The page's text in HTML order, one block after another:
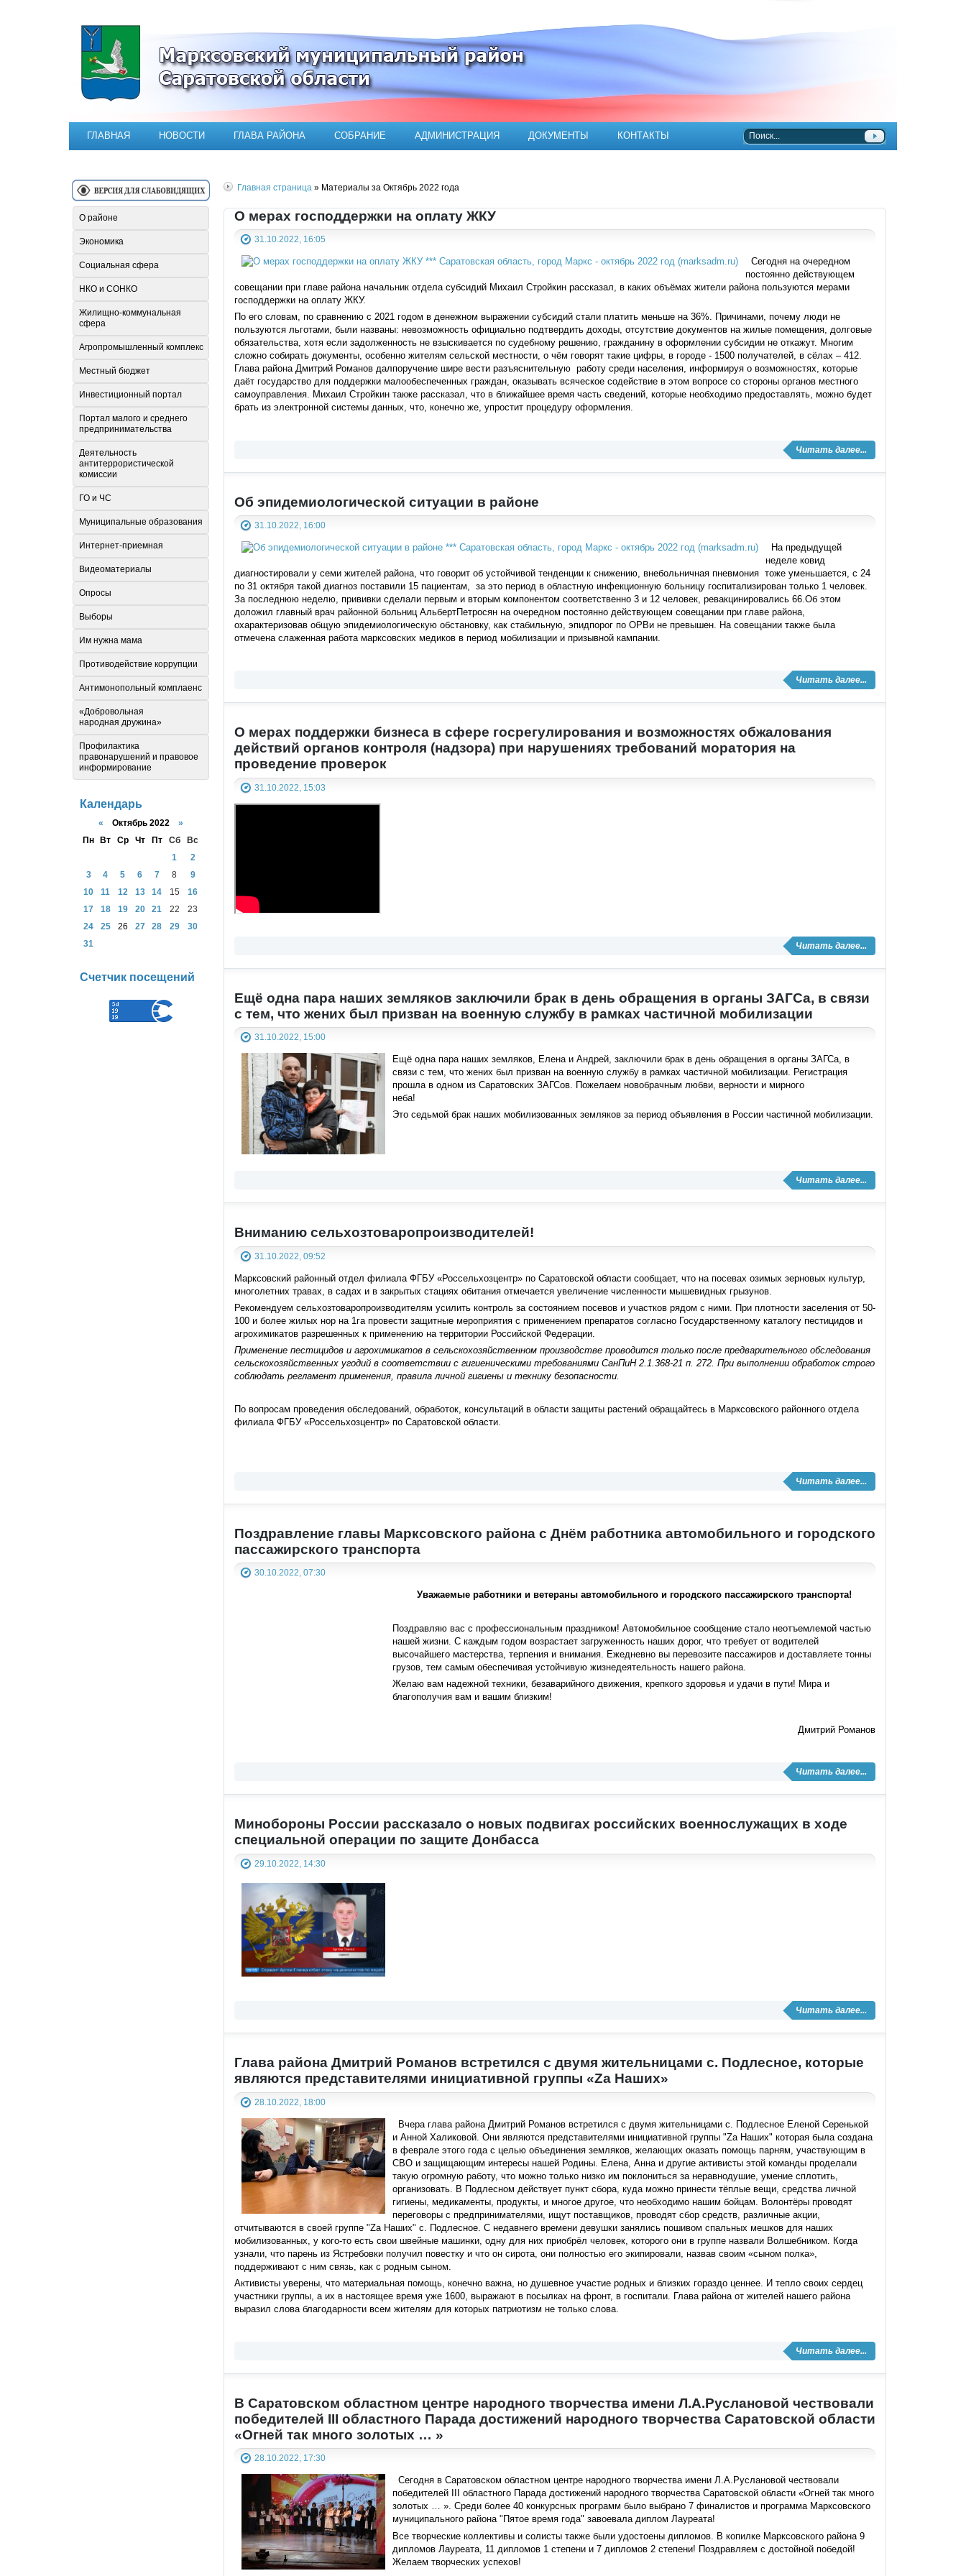
Официальный сайт Марксовского муниципального района
ГЛАВНАЯ НОВОСТИ ГЛАВА РАЙОНА СОБРАНИЕ АДМИНИСТРАЦИЯ ДОКУМЕНТЫ КОНТАКТЫ
Главная страница » Материалы за Октябрь 2022 года
О мерах господдержки на оплату ЖКУ
31.10.2022, 16:05
Сегодня на очередном
постоянно действующем
совещании при главе района начальник отдела субсидий Михаил Стройкин рассказал, в каких объёмах жители района пользуются мерами
господдержки на оплату ЖКУ.
По его словам, по сравнению с 2021 годом в денежном выражении субсидий стали платить меньше на 36%. Причинами, почему люди не
пользуются льготами, были названы: невозможность официально подтвердить доходы, отсутствие документов на жилые помещения, долговые
обязательства, хотя если задолженность не взыскивается по судебному решению, гражданину в оформлении субсидии не откажут. Многим
сложно собирать документы, особенно жителям сельской местности, о чём говорят такие цифры, в городе - 1500 получателей, в сёлах – 412.
Глава района Дмитрий Романов далпоручение шире вести разъяснительную работу среди населения, информируя о возможностях, которые
даёт государство для поддержки малообеспеченных граждан, оказывать всяческое содействие в этом вопросе со стороны органов местного
самоуправления. Михаил Стройкин также рассказал, что в ближайшее время часть сведений, которые необходимо предоставлять, можно будет
брать из электронной системы данных, что, конечно же, упростит процедуру оформления.
Читать далее...
Об эпидемиологической ситуации в районе
31.10.2022, 16:00
На предыдущей
неделе ковид
диагностировали у семи жителей района, что говорит об устойчивой тенденции к снижению, внебольничная пневмония тоже уменьшается, с 24
по 31 октября такой диагноз поставили 15 пациентам, за это период в областную инфекционную больницу госпитализирован только 1 человек.
За последнюю неделю, прививки сделали первым и вторым компонентом соответственно 3 и 12 человек, ревакцинировались 66.Об этом
доложил главный врач районной больниц АльбертПетросян на очередном постоянно действующем совещании при главе района,
охарактеризовав общую эпидемиологическую обстановку, как стабильную, эпидпорог по ОРВи не превышен. На совещании также была
отмечена слаженная работа марксовских медиков в период мобилизации и призывной кампании.
Читать далее...
О мерах поддержки бизнеса в сфере госрегулирования и возможностях обжалования
действий органов контроля (надзора) при нарушениях требований моратория на
проведение проверок
31.10.2022, 15:03
Читать далее...
Ещё одна пара наших земляков заключили брак в день обращения в органы ЗАГСа, в связи
с тем, что жених был призван на военную службу в рамках частичной мобилизации
31.10.2022, 15:00
Ещё одна пара наших земляков, Елена и Андрей, заключили брак в день обращения в органы ЗАГСа, в
связи с тем, что жених был призван на военную службу в рамках частичной мобилизации. Регистрация
прошла в одном из Саратовских ЗАГСов. Пожелаем новобрачным любви, верности и мирного
неба!
Это седьмой брак наших мобилизованных земляков за период объявления в России частичной мобилизации.
Читать далее...
Вниманию сельхозтоваропроизводителей!
31.10.2022, 09:52
Марксовский районный отдел филиала ФГБУ «Россельхозцентр» по Саратовской области сообщает, что на посевах озимых зерновых культур,
многолетних травах, в садах и в закрытых стациях обитания отмечается увеличение численности мышевидных грызунов.
Рекомендуем сельхозтоваропроизводителям усилить контроль за состоянием посевов и участков рядом с ними. При плотности заселения от 50-
100 и более жилых нор на 1га провести защитные мероприятия с применением препаратов согласно Государственному каталогу пестицидов и
агрохимикатов разрешенных к применению на территории Российской Федерации.
Применение пестицидов и агрохимикатов в сельскохозяйственном производстве проводится только после предварительного обследования
сельскохозяйственных угодий в соответствии с гигиеническими требованиями СанПиН 2.1.368-21 п. 272. При выполнении обработок строго
соблюдать регламент применения, правила личной гигиены и технику безопасности.
По вопросам проведения обследований, обработок, консультаций в области защиты растений обращайтесь в Марксовского районного отдела
филиала ФГБУ «Россельхозцентр» по Саратовской области.
Читать далее...
Поздравление главы Марксовского района с Днём работника автомобильного и городского
пассажирского транспорта
30.10.2022, 07:30
Уважаемые работники и ветераны автомобильного и городского пассажирского транспорта!
Поздравляю вас с профессиональным праздником! Автомобильное сообщение стало неотъемлемой частью
нашей жизни. С каждым годом возрастает загруженность наших дорог, что требует от водителей
высочайшего мастерства, терпения и внимания. Ежедневно вы перевозите пассажиров и доставляете тонны
грузов, тем самым обеспечивая устойчивую жизнедеятельность нашего района.
Желаю вам надежной техники, безаварийного движения, крепкого здоровья и удачи в пути! Мира и
благополучия вам и вашим близким!
Дмитрий Романов
Читать далее...
Минобороны России рассказало о новых подвигах российских военнослужащих в ходе
специальной операции по защите Донбасса
29.10.2022, 14:30
Читать далее...
Глава района Дмитрий Романов встретился с двумя жительницами с. Подлесное, которые
являются представителями инициативной группы «Zа Наших»
28.10.2022, 18:00
Вчера глава района Дмитрий Романов встретился с двумя жительницами с. Подлесное Еленой Серенькой
и Анной Халиковой. Они являются представителями инициативной группы "Zа Наших" которая была создана
в феврале этого года с целью объединения земляков, желающих оказать помощь парням, участвующим в
СВО и защищающим интересы нашей Родины. Елена, Анна и другие активисты этой команды проделали
такую огромную работу, что можно только низко им поклониться за неравнодушие, умение сплотить,
организовать. В Подлесном действует пункт сбора, куда можно принести тёплые вещи, средства личной
гигиены, медикаменты, продукты, и многое другое, что необходимо нашим бойцам. Волонтёры проводят
переговоры с предпринимателями, ищут поставщиков, проводят сбор средств, различные акции,
отчитываются в своей группе "Zа Наших" с. Подлесное. С недавнего времени девушки занялись пошивом спальных мешков для наших
мобилизованных, у кого-то есть свои швейные машинки, одну для них приобрёл человек, которого они в группе назвали Волшебником. Когда
узнали, что парень из Ястребовки получил повестку и что он сирота, они полностью его экипировали, назвав своим «сыном полка»,
поддерживают с ним связь, как с родным сыном.
Активисты уверены, что материальная помощь, конечно важна, но душевное участие родных и близких гораздо ценнее. И тепло своих сердец
участники группы, а их в настоящее время уже 1600, выражают в посылках на фронт, в госпитали. Глава района от жителей нашего района
выразил слова благодарности всем жителям для которых патриотизм не только слова.
Читать далее...
В Саратовском областном центре народного творчества имени Л.А.Руслановой чествовали
победителей III областного Парада достижений народного творчества Саратовской области
«Огней так много золотых … »
28.10.2022, 17:30
Сегодня в Саратовском областном центре народного творчества имени Л.А.Руслановой чествовали
победителей III областного Парада достижений народного творчества Саратовской области «Огней так много
золотых … ». Среди более 40 конкурсных программ было выбрано 7 финалистов и программа Марксовского
муниципального района "Пятое время года" завоевала диплом Лауреата!
Все творческие коллективы и солисты также были удостоены дипломов. В копилке Марксовского района 9
дипломов Лауреата, 11 дипломов 1 степени и 7 дипломов 2 степени! Поздравляем с достойной победой!
Желаем творческих успехов!
О районе
Экономика
Социальная сфера
НКО и СОНКО
Жилищно-коммунальная
сфера
Агропромышленный комплекс
Местный бюджет
Инвестиционный портал
Портал малого и среднего
предпринимательства
Деятельность
антитеррористической
комиссии
ГО и ЧС
Муниципальные образования
Интернет-приемная
Видеоматериалы
Опросы
Выборы
Им нужна мама
Противодействие коррупции
Антимонопольный комплаенс
«Добровольная
народная дружина»
Профилактика
правонарушений и правовое
информирование
Календарь
« Октябрь 2022 »
Пн
Вт Ср Чт Пт Сб
Вс
1
2
3
4 5 6 7 8
9
10
11 12 13 14 15
16
17
18 19 20 21 22
23
24
25 26 27 28 29
30
31
Счетчик посещений